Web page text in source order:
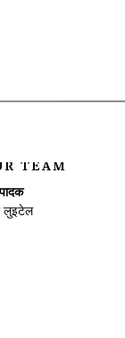
TEAM
लुइटेल